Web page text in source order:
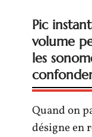
Pic
volume
les
Quand on
désigne en